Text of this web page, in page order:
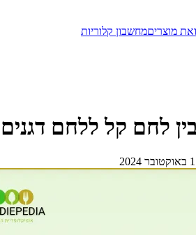
מוצריםמחשבון קלוריות
לחם קל ללחם
2024